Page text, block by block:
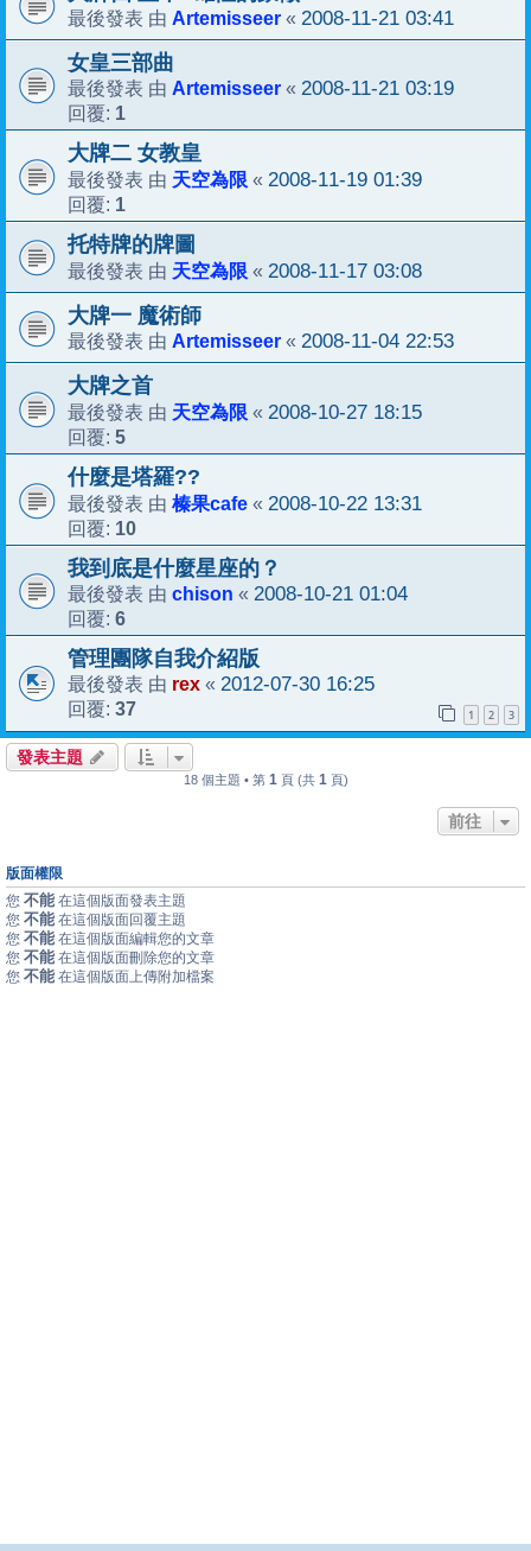
最後發表 由 Artemisseer « 2008-11-21 03:41
女皇三部曲
最後發表 由 Artemisseer « 2008-11-21 03:19
回覆: 1
大牌二 女教皇
最後發表 由 天空為限 « 2008-11-19 01:39
回覆: 1
托特牌的牌圖
最後發表 由 天空為限 « 2008-11-17 03:08
大牌一 魔術師
最後發表 由 Artemisseer « 2008-11-04 22:53
大牌之首
最後發表 由 天空為限 « 2008-10-27 18:15
回覆: 5
什麼是塔羅??
最後發表 由 榛果cafe « 2008-10-22 13:31
回覆: 10
我到底是什麼星座的？
最後發表 由 chison « 2008-10-21 01:04
回覆: 6
管理團隊自我介紹版
最後發表 由 rex « 2012-07-30 16:25
回覆: 37 1 2 3
發表主題
18 個主題 • 第 1 頁 (共 1 頁)
前往
版面權限
您 不能 在這個版面發表主題
您 不能 在這個版面回覆主題
您 不能 在這個版面編輯您的文章
您 不能 在這個版面刪除您的文章
您 不能 在這個版面上傳附加檔案